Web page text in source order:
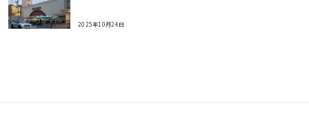
2025年10月24日